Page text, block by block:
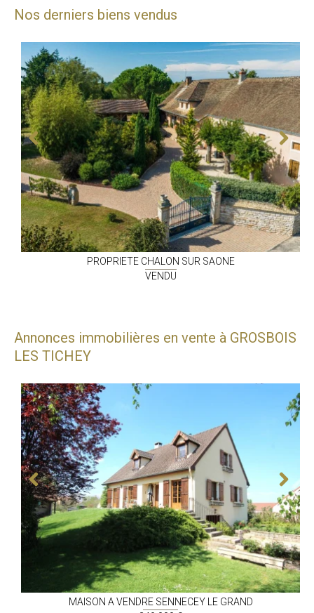
Nos derniers biens vendus
PROPRIETE CHALON SUR SAONE
VENDU
Annonces immobilières en vente à GROSBOIS
LES TICHEY
MAISON A VENDRE SENNECEY LE GRAND